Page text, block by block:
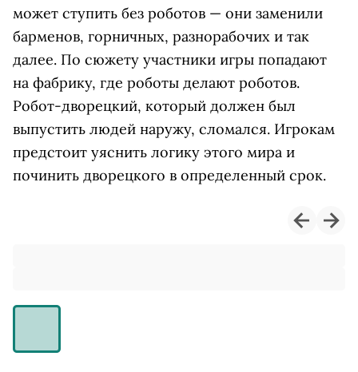
может ступить без роботов — они заменили
барменов, горничных, разнорабочих и так
далее. По сюжету участники игры попадают
на фабрику, где роботы делают роботов.
Робот-дворецкий, который должен был
выпустить людей наружу, сломался. Игрокам
предстоит уяснить логику этого мира и
починить дворецкого в определенный срок.